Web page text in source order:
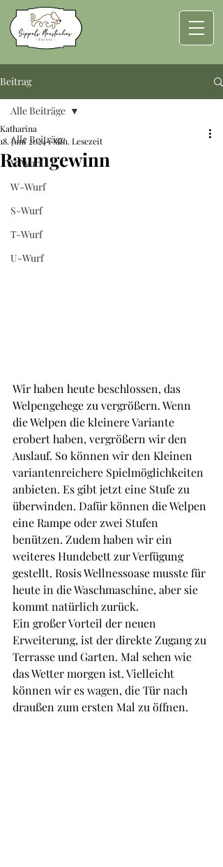
Beitrag
Alle Beiträge
V-Wurf
W-Wurf
S-Wurf
T-Wurf
U-Wurf
Alle Beiträge
Raumgewinn
Katharina
18. Juni 20241 Min. Lesezeit
Wir haben heute beschlossen, das
Welpengehege zu vergrößern. Wenn
die Welpen die kleinere Variante
erobert haben, vergrößern wir den
Auslauf. So können wir den Kleinen
variantenreichere Spielmöglichkeiten
anbieten. Es gibt jetzt eine Stufe zu
überwinden. Dafür können die Welpen
eine Rampe oder zwei Stufen
benützen. Zudem haben wir ein
weiteres Hundebett zur Verfügung
gestellt. Rosis Wellnessoase musste für
heute in die Waschmaschine, aber sie
kommt natürlich zurück.
Ein großer Vorteil der neuen
Erweiterung, ist der direkte Zugang zu
Terrasse und Garten. Mal sehen wie
das Wetter morgen ist. Vielleicht
können wir es wagen, die Tür nach
draußen zum ersten Mal zu öffnen.